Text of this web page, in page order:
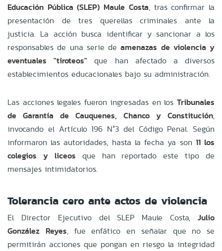
Educación Pública (SLEP) Maule Costa, tras confirmar la
presentación de tres querellas criminales ante la
justicia. La acción busca identificar y sancionar a los
responsables de una serie deamenazas de violencia y
eventuales "tiroteos" que han afectado a diversos
establecimientos educacionales bajo su administración.
Las acciones legales fueron ingresadas en los Tribunales
de Garantía de Cauquenes, Chanco y Constitución,
invocando el Artículo 196 N°3 del Código Penal. Según
informaron las autoridades, hasta la fecha ya son 11 los
colegios y liceos que han reportado este tipo de
mensajes intimidatorios.
Tolerancia cero ante actos de violencia
El Director Ejecutivo del SLEP Maule Costa, Julio
González Reyes, fue enfático en señalar que no se
permitirán acciones que pongan en riesgo la integridad